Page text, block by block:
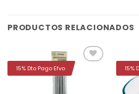
PRODUCTOS RELACIONADOS
15% Dto Pago Efvo 15%